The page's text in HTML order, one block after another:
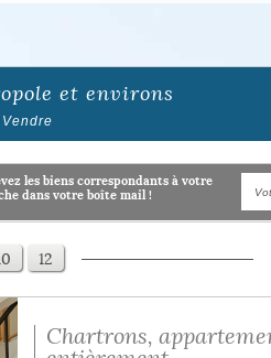
et environs
dans votre boîte mail !
12
Chartrons,